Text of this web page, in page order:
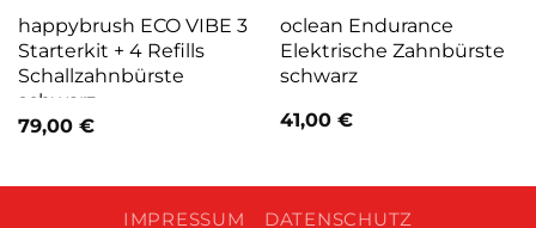
happybrush ECO VIBE 3
Starterkit + 4 Refills
Schallzahnbürste
schwarz
79,00 €
oclean Endurance
Elektrische Zahnbürste
schwarz
41,00 €
IMPRESSUM DATENSCHUTZ